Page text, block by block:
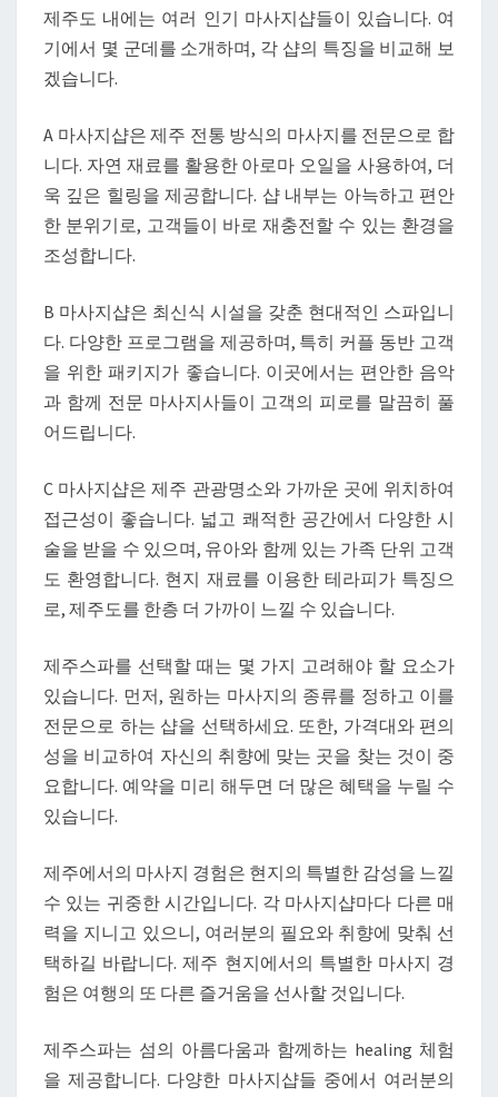
력
을
보
세
요
제주도 내에는 여러 인기 마사지샵들이 있습니다. 여
기에서 몇 군데를 소개하며, 각 샵의 특징을 비교해 보
겠습니다.
A 마사지샵은 제주 전통 방식의 마사지를 전문으로 합
니다. 자연 재료를 활용한 아로마 오일을 사용하여, 더
욱 깊은 힐링을 제공합니다. 샵 내부는 아늑하고 편안
한 분위기로, 고객들이 바로 재충전할 수 있는 환경을
조성합니다.
B 마사지샵은 최신식 시설을 갖춘 현대적인 스파입니
다. 다양한 프로그램을 제공하며, 특히 커플 동반 고객
을 위한 패키지가 좋습니다. 이곳에서는 편안한 음악
과 함께 전문 마사지사들이 고객의 피로를 말끔히 풀
어드립니다.
C 마사지샵은 제주 관광명소와 가까운 곳에 위치하여
접근성이 좋습니다. 넓고 쾌적한 공간에서 다양한 시
술을 받을 수 있으며, 유아와 함께 있는 가족 단위 고객
도 환영합니다. 현지 재료를 이용한 테라피가 특징으
로, 제주도를 한층 더 가까이 느낄 수 있습니다.
제주스파를 선택할 때는 몇 가지 고려해야 할 요소가
있습니다. 먼저, 원하는 마사지의 종류를 정하고 이를
전문으로 하는 샵을 선택하세요. 또한, 가격대와 편의
성을 비교하여 자신의 취향에 맞는 곳을 찾는 것이 중
요합니다. 예약을 미리 해두면 더 많은 혜택을 누릴 수
있습니다.
제주에서의 마사지 경험은 현지의 특별한 감성을 느낄
수 있는 귀중한 시간입니다. 각 마사지샵마다 다른 매
력을 지니고 있으니, 여러분의 필요와 취향에 맞춰 선
택하길 바랍니다. 제주 현지에서의 특별한 마사지 경
험은 여행의 또 다른 즐거움을 선사할 것입니다.
제주스파는 섬의 아름다움과 함께하는 healing 체험
을 제공합니다. 다양한 마사지샵들 중에서 여러분의